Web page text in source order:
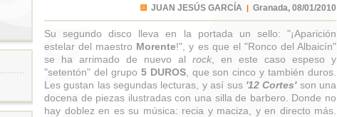
JUAN JESÚS GARCÍA | Granada, 08/01/2010
Su segundo disco lleva en la portada un sello: "¡Aparición
estelar del maestro Morente!", y es que el "Ronco del Albaicín"
se ha arrimado de nuevo al rock , en este caso espeso y
"setentón" del grupo 5 DUROS, que son cinco y también duros.
Les gustan las segundas lecturas, y así sus '12 Cortes'son una
docena de piezas ilustradas con una silla de barbero. Donde no
hay doblez en es su música: recia y maciza, y en directo más.